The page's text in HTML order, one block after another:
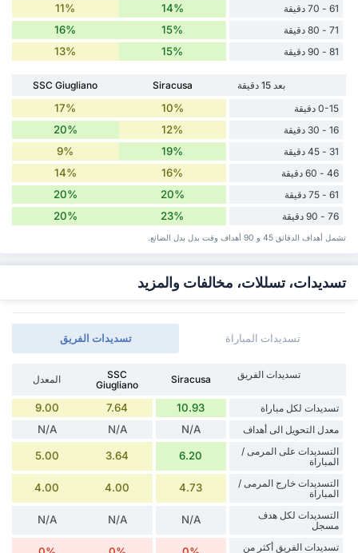
61 - 70 دقيقة 14%
11%
71 - 80 دقيقة 15%
16%
81 - 90 دقيقة 15%
13%
بعد 15 دقيقة Siracusa
SSC Giugliano
0-15 دقيقة
10%
17%
16 - 30 دقيقة 12%
20%
31 - 45 دقيقة 19%
9%
46 - 60 دقيقة 16%
14%
61 - 75 دقيقة 20%
20%
76 - 90 دقيقة 23%
20%
تشمل أهداف الدقائق 45 و 90 أهداف وقت ‏بدل ‏بدل الضائع.
تسديدات، تسللات، مخالفات والمزيد
تسديدات الفريق تسديدات المباراة
تسديدات الفريق Siracusa
SSC
Giugliano
المعدل
تسديدات لكل مباراة 10.93
7.64
9.00
معدل التحويل الى أهداف N/A
N/A
N/A
التسديدات على المرمى /
المباراة
6.20
3.64
5.00
التسديدات خارج المرمى /
المباراة
4.73
4.00
4.00
التسديدات لكل هدف
مسجل
N/A
N/A
N/A
تسديدات الفريق أكثر من